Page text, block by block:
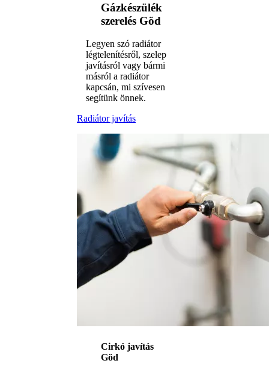
Gázkészülék
szerelés Göd
Legyen szó radiátor
légtelenítésről, szelep
javításról vagy bármi
másról a radiátor
kapcsán, mi szívesen
segítünk önnek.
Radiátor javítás
Cirkó javítás
Göd